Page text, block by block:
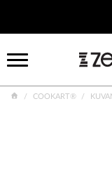
COOKART®